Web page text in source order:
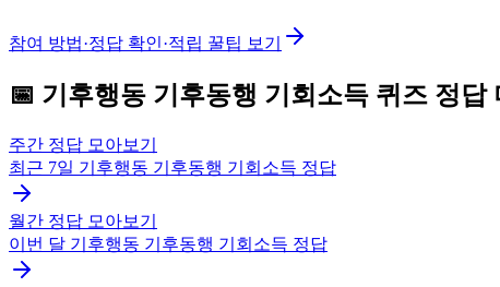
참여 방법·정답 확인·적립 꿀팁 보기
📅 기후행동 기후동행 기회소득 퀴즈 정답
주간 정답 모아보기
최근 7일 기후행동 기후동행 기회소득 정답
월간 정답 모아보기
이번 달 기후행동 기후동행 기회소득 정답